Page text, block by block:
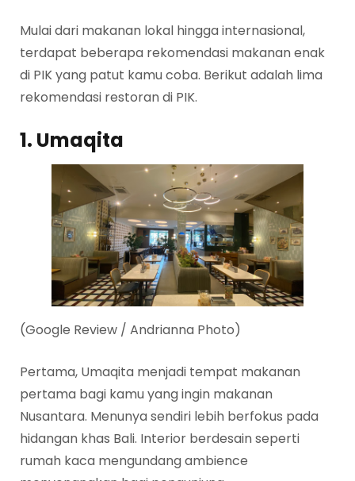
Mulai dari makanan lokal hingga internasional,
terdapat beberapa rekomendasi makanan enak
di PIK yang patut kamu coba. Berikut adalah lima
rekomendasi restoran di PIK.
1. Umaqita
(Google Review / Andrianna Photo)
Pertama, Umaqita menjadi tempat makanan
pertama bagi kamu yang ingin makanan
Nusantara. Menunya sendiri lebih berfokus pada
hidangan khas Bali. Interior berdesain seperti
rumah kaca mengundang ambience